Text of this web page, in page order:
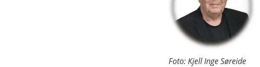
Foto: Kjell Inge Søreide